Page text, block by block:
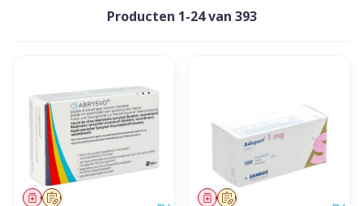
Producten 1-24van 393
Op voorschrift
Geneesmiddel Op voorschrift
Geneesmiddel